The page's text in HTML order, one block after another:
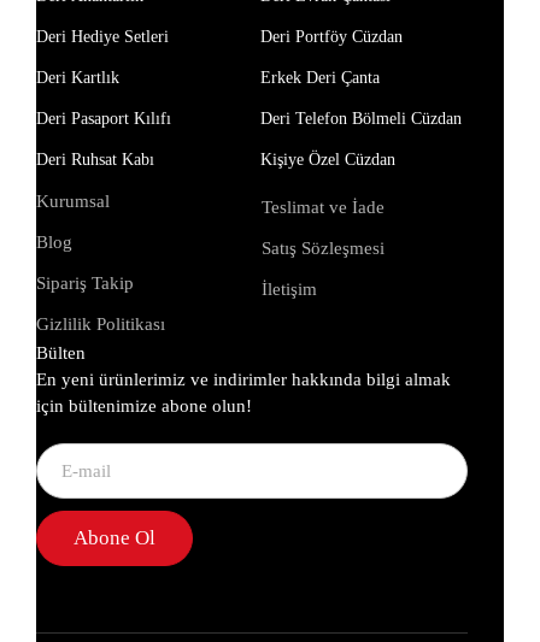
Deri Hediye Setleri
Deri Kartlık
Deri Pasaport Kılıfı
Deri Ruhsat Kabı
Deri Portföy Cüzdan
Erkek Deri Çanta
Deri Telefon Bölmeli Cüzdan
Kişiye Özel Cüzdan
Kurumsal
Blog
Sipariş Takip
Gizlilik Politikası
Teslimat ve İade
Satış Sözleşmesi
İletişim
Bülten
En yeni ürünlerimiz ve indirimler hakkında bilgi almak
için bültenimize abone olun!
Abone Ol